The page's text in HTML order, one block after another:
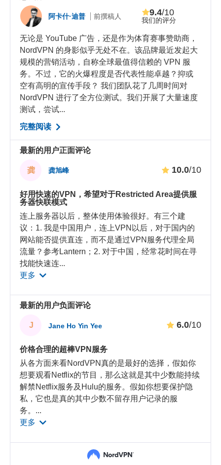
阿卡什·迪普 前撰稿人 我们的评分
9.4/10
无论是 YouTube 广告，还是作为体育赛事赞助商，
NordVPN 的身影似乎无处不在。该品牌最近发起大
规模的营销活动，自称全球最值得信赖的 VPN 服
务。不过，它的火爆程度是否代表性能卓越？抑或
空有高明的宣传手段？ 我们团队花了几周时间对
NordVPN 进行了全方位测试。我们开展了大量速度
测试，尝试...
完整阅读
最新的用户正面评论
龚 龚旭峰 10.0/10
好用快速的VPN，希望对于Restricted Area提供服
务器快联模式
连上服务器以后，整体使用体验很好。有三个建
议：1. 我是中国用户，连上VPN以后，对于国内的
网站能否提供直连，而不是通过VPN服务代理全局
流量？参考Lantern；2. 对于中国，经常花时间在寻
找能快速连...
更多
最新的用户负面评论
J Jane Ho Yin Yee 6.0/10
价格合理的超棒VPN服务
从各方面来看NordVPN真的是最好的选择，假如你
想要观看Netflix的节目，那么这就是其中少数能持续
解禁Netflix服务及Hulu的服务。假如你想要保护隐
私，它也是真的其中少数不留存用户记录的服
务。 ...
更多